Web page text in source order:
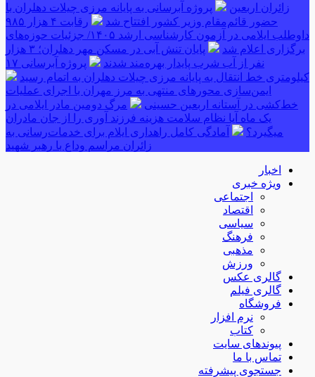
زائران اربعین
پروژه آبرسانی به پایانه مرزی چیلات دهلران با
حضور قائم‌مقام وزیر کشور افتتاح شد
رقابت ۴ هزار ۹۸۵
داوطلب ایلامی در آزمون کارشناسی ارشد ۱۴۰۵/ جزئیات حوزه‌های
برگزاری اعلام شد
پایان تنش آبی در مسکن مهر دهلران؛ ۳ هزار
نفر از آب شرب پایدار بهره‌مند شدند
پروژه آبرسانی ۱۷
کیلومتری خط انتقال به پایانه مرزی چیلات دهلران به اتمام رسید
ایمن‌سازی محورهای منتهی به مرز مهران با اجرای عملیات
خط‌کشی در آستانه اربعین حسینی
مرگ دومین مادر ایلامی در
یک ماه آیا نظام سلامت هزینه فرزند آوری را از جان مادران
میگیرد؟
آمادگی کامل راهداری ایلام برای خدمات‌رسانی به
زائران مراسم وداع با رهبر شهید
اخبار
ویژه خبری
اجتماعی
اقتصاد
سیاسی
فرهنگ
مذهبی
ورزش
گالری عکس
گالری فیلم
فروشگاه
نرم افزار
کتاب
پیوندهای سایت
تماس با ما
جستجوی پیشرفته